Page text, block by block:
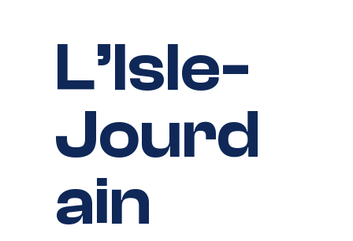
L’Isle-
Jourd
ain